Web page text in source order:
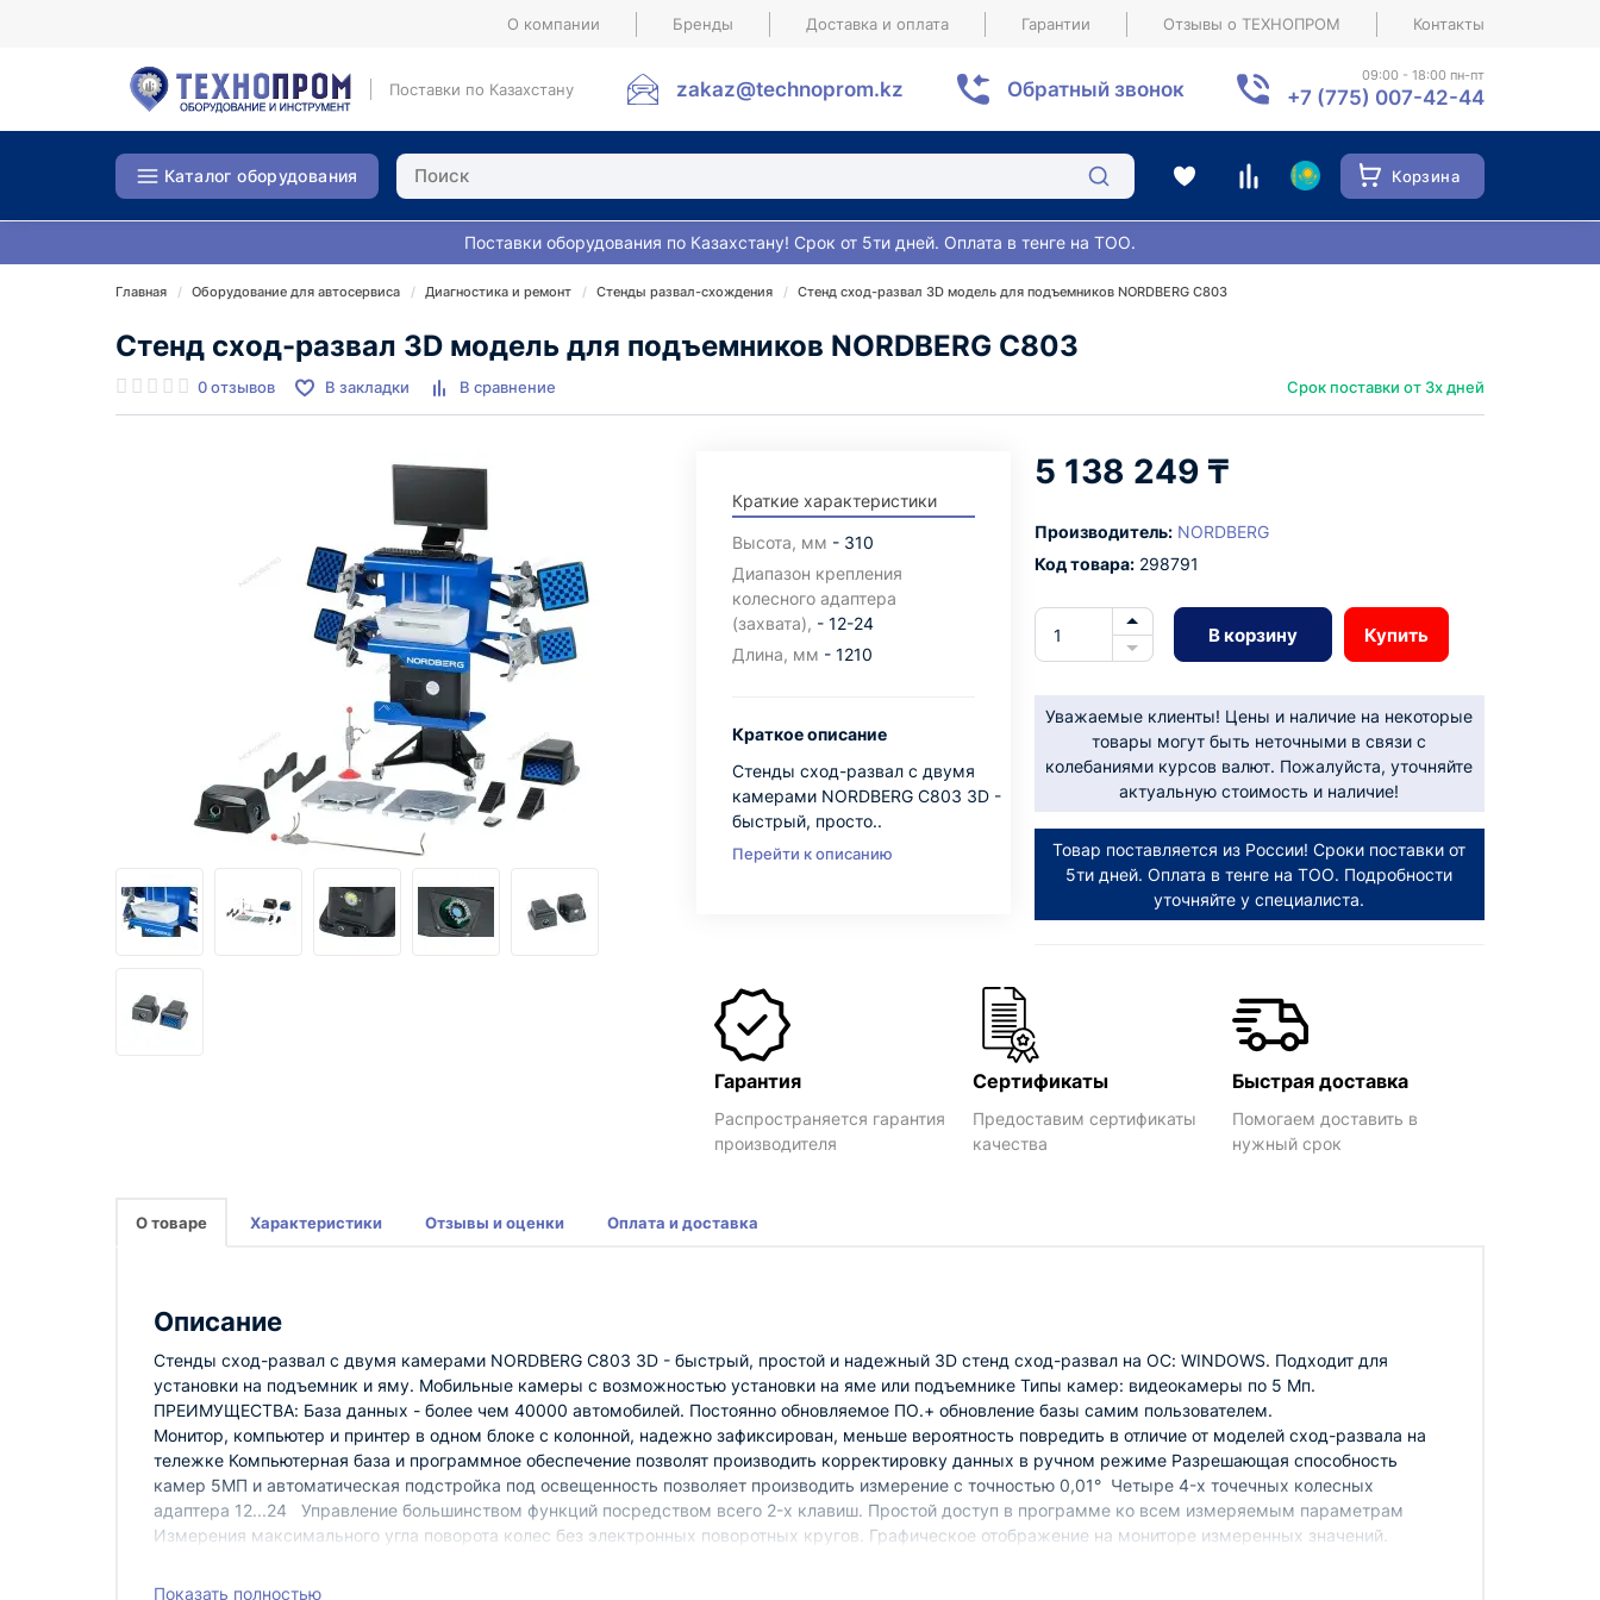
О компании Бренды Доставка и оплата Гарантии Отзывы о ТЕХНОПРОМ Контакты
Поставки по Казахстану zakaz@technoprom.kz Обратный звонок
09:00 - 18:00 пн-пт
+7 (775) 007-42-44
Каталог оборудования Корзина
Поставки оборудования по Казахстану! Срок от 5ти дней. Оплата в тенге на ТОО.
Главная Оборудование для автосервиса Диагностика и ремонт Стенды развал-схождения Стенд сход-развал 3D модель для подъемников NORDBERG C803
Стенд сход-развал 3D модель для подъемников NORDBERG C803
0 отзывов В закладки В сравнение Срок поставки от 3х дней
Краткие характеристики
Высота, мм - 310
Диапазон крепления
колесного адаптера
(захвата), - 12-24
Длина, мм - 1210
Краткое описание
Стенды сход-развал с двумя
камерами NORDBERG C803 3D -
быстрый, просто..
Перейти к описанию
5 138 249 ₸
Производитель: NORDBERG
Код товара:298791
В корзину Купить
Уважаемые клиенты! Цены и наличие на некоторые
товары могут быть неточными в связи с
колебаниями курсов валют. Пожалуйста, уточняйте
актуальную стоимость и наличие!
Товар поставляется из России! Сроки поставки от
5ти дней. Оплата в тенге на ТОО. Подробности
уточняйте у специалиста.
Гарантия
Распространяется гарантия
производителя
Сертификаты
Предоставим сертификаты
качества
Быстрая доставка
Помогаем доставить в
нужный срок
О товаре Характеристики Отзывы и оценки Оплата и доставка
Описание
Стенды сход-развал с двумя камерами NORDBERG C803 3D - быстрый, простой и надежный 3D стенд сход-развал на ОС: WINDOWS. Подходит для
установки на подъемник и яму. Мобильные камеры с возможностью установки на яме или подъемнике Типы камер: видеокамеры по 5 Мп.
ПРЕИМУЩЕСТВА: База данных - более чем 40000 автомобилей. Постоянно обновляемое ПО.+ обновление базы самим пользователем.
Монитор, компьютер и принтер в одном блоке с колонной, надежно зафиксирован, меньше вероятность повредить в отличие от моделей сход-развала на
тележке Компьютерная база и программное обеспечение позволят производить корректировку данных в ручном режиме Разрешающая способность
камер 5МП и автоматическая подстройка под освещенность позволяет производить измерение с точностью 0,01° Четыре 4-х точечных колесных
адаптера 12...24 Управление большинством функций посредством всего 2-х клавиш. Простой доступ в программе ко всем измеряемым параметрам
Измерения максимального угла поворота колес без электронных поворотных кругов. Графическое отображение на мониторе измеренных значений.
возможностью пропуска при необходимости). Предварительная калибровка камер на заводе для упрощения настройки при инсталляции Возможность
Показать полностью